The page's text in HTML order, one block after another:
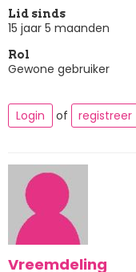
Lid sinds
15 jaar 5 maanden
Rol
Gewone gebruiker
Login of registreer
Vreemdeling